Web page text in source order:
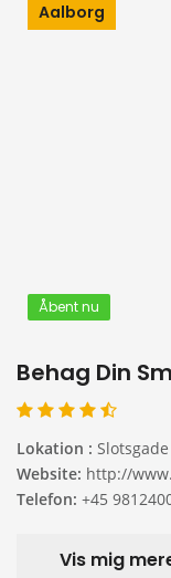
Aalborg
Åbent nu
Behag Din
Lokation :
Website: http://
Telefon: +45
Vis mig